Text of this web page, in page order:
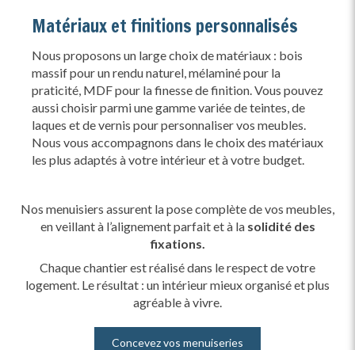
Matériaux et finitions personnalisés
Nous proposons un large choix de matériaux : bois
massif pour un rendu naturel, mélaminé pour la
praticité, MDF pour la finesse de finition. Vous pouvez
aussi choisir parmi une gamme variée de teintes, de
laques et de vernis pour personnaliser vos meubles.
Nous vous accompagnons dans le choix des matériaux
les plus adaptés à votre intérieur et à votre budget.
Nos menuisiers assurent la pose complète de vos meubles,
en veillant à l’alignement parfait et à la solidité des
fixations.
Chaque chantier est réalisé dans le respect de votre
logement. Le résultat : un intérieur mieux organisé et plus
agréable à vivre.
Concevez vos menuiseries